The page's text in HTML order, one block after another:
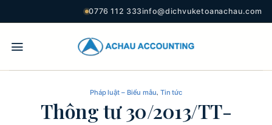
0776 112 333info@dichvuketoanachau.com
Pháp luật – Biểu mẫu, Tin tức
Thông tư 30/2013/TT-